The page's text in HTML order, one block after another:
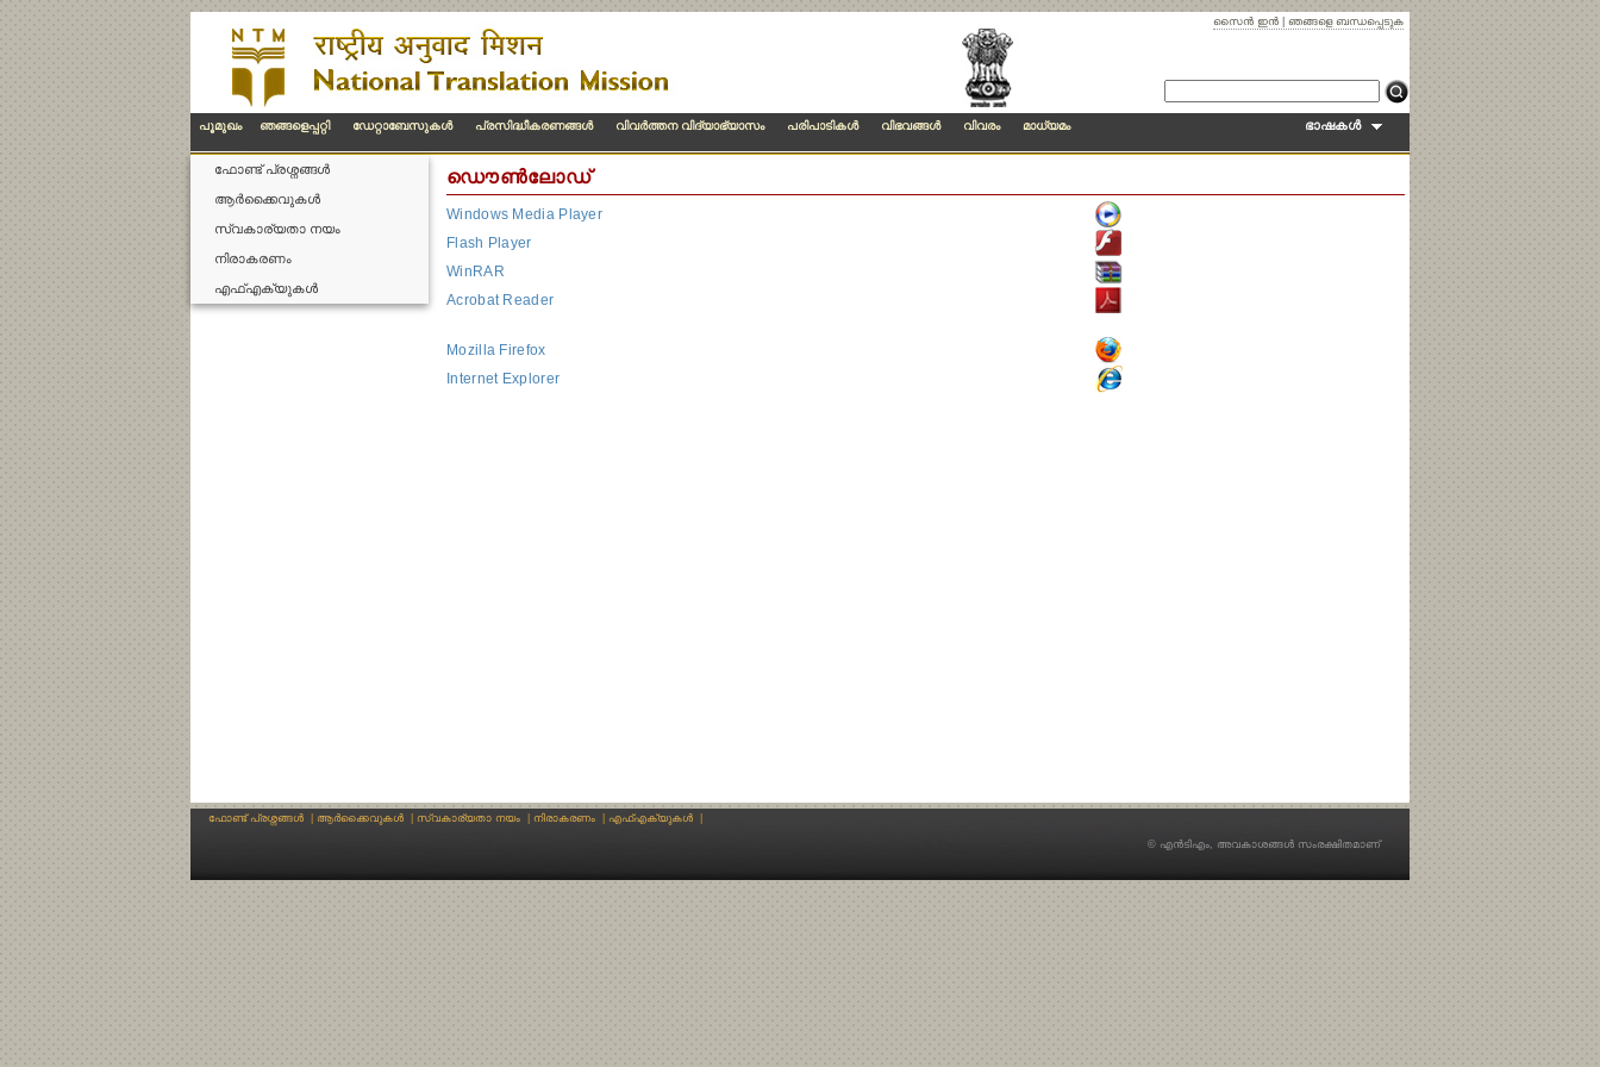
സൈന്‍ ഇന്‍ ഞങ്ങളെ ബന്ധപ്പെടുക
പൂമുഖം ഞങ്ങളെപ്പറ്റി ഡേറ്റാബേസുകള്‍ പ്രസിദ്ധീകരണങ്ങള്‍ വിവര്‍ത്തന വിദ്യാഭ്യാസം പരിപാടികള്‍ വിഭവങ്ങള്‍ വിവരം മാധ്യമം ഭാഷകള്‍
ഫോണ്ട് പ്രശ്നങ്ങള്‍
ആര്‍ക്കൈവുകള്‍
സ്വകാര്യതാ നയം
നിരാകരണം
എഫ്എക്യുകള്‍
ഡൌണ്‍ലോഡ്
Windows Media Player
Flash Player
WinRAR
Acrobat Reader
Mozilla Firefox
Internet Explorer
ഫോണ്ട് പ്രശ്നങ്ങള്‍ ആര്‍ക്കൈവുകള്‍ സ്വകാര്യതാ നയം നിരാകരണം എഫ്എക്യുകള്‍
© എന്‍ടിഎം, അവകാശങ്ങള്‍ സംരക്ഷിതമാണ്